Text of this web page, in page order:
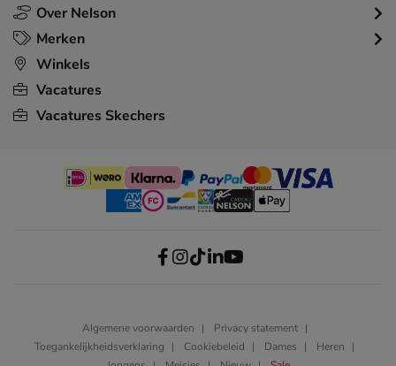
Over Nelson
Merken
Winkels
Vacatures
Vacatures Skechers
Algemene voorwaarden
Privacy statement
Toegankelijkheidsverklaring
Cookiebeleid Dames
Heren